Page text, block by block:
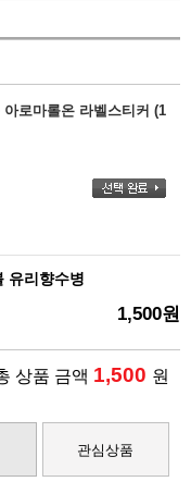
로마롤온 라벨스티커 (1
유리향수병
1,500원
상품 금액 1,500 원
관심상품